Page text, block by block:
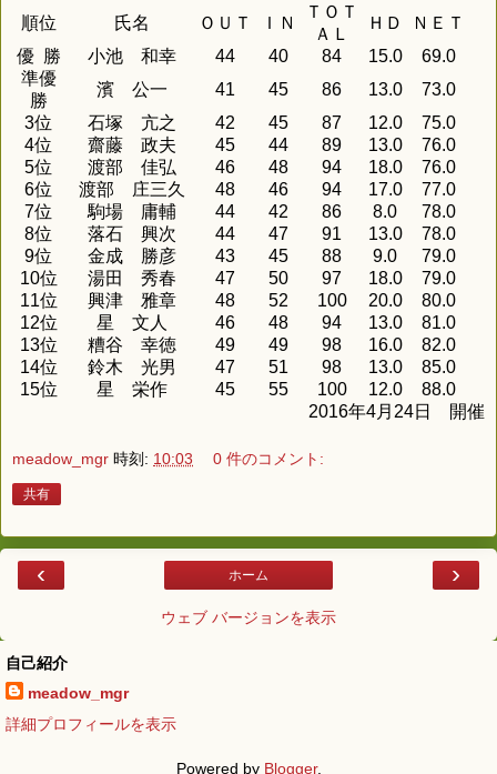
順位 氏名 ＯＵＴ ＩＮ
ＴＯＴ
ＡＬ
ＨＤ
ＮＥＴ
優 勝
小池 和幸 44 40 84 15.0
69.0
準優
勝
濱 公一 41 45 86 13.0
73.0
3位
石塚 亢之 42 45 87 12.0
75.0
4位
齋藤 政夫 45 44 89 13.0
76.0
5位
渡部 佳弘 46 48 94 18.0
76.0
6位
渡部 庄三久 48 46 94 17.0
77.0
7位
駒場 庸輔 44 42 86 8.0
78.0
8位
落石 興次 44 47 91 13.0
78.0
9位
金成 勝彦 43 45 88 9.0
79.0
10位
湯田 秀春 47 50 97 18.0
79.0
11位
興津 雅章 48 52 100 20.0
80.0
12位
星 文人 46 48 94 13.0
81.0
13位
糟谷 幸徳 49 49 98 16.0
82.0
14位
鈴木 光男 47 51 98 13.0
85.0
15位
星 栄作 45 55 100 12.0
88.0
2016年4月24日 開催
meadow_mgr 時刻: 10:03 0 件のコメント:
共有
‹ ›
ホーム
ウェブ バージョンを表示
自己紹介
meadow_mgr
詳細プロフィールを表示
Powered by Blogger.